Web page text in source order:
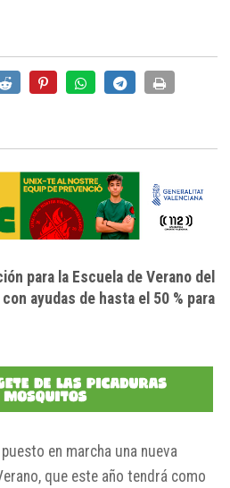
para la Escuela de Verano del
ayudas de hasta el 50 % para
puesto en marcha una nueva
que este año tendrá como